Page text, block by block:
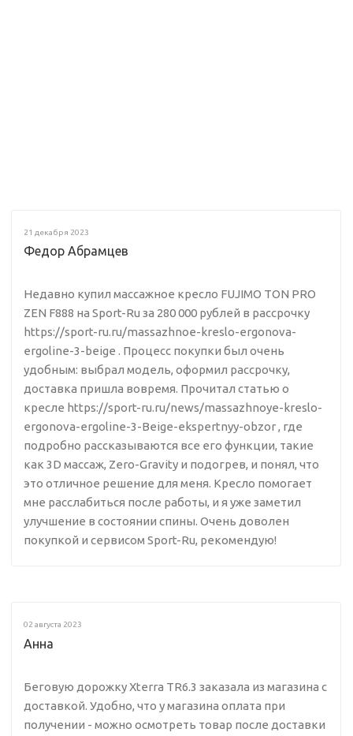
21 декабря 2023
Федор Абрамцев
Недавно купил массажное кресло FUJIMO TON PRO
ZEN F888 на Sport-Ru за 280 000 рублей в рассрочку
https://sport-ru.ru/massazhnoe-kreslo-ergonova-
ergoline-3-beige . Процесс покупки был очень
удобным: выбрал модель, оформил рассрочку,
доставка пришла вовремя. Прочитал статью о
кресле https://sport-ru.ru/news/massazhnoye-kreslo-
ergonova-ergoline-3-Beige-ekspertnyy-obzor , где
подробно рассказываются все его функции, такие
как 3D массаж, Zero-Gravity и подогрев, и понял, что
это отличное решение для меня. Кресло помогает
мне расслабиться после работы, и я уже заметил
улучшение в состоянии спины. Очень доволен
покупкой и сервисом Sport-Ru, рекомендую!
02 августа 2023
Анна
Беговую дорожку Xterra TR6.3 заказала из магазина с
доставкой. Удобно, что у магазина оплата при
получении - можно осмотреть товар после доставки